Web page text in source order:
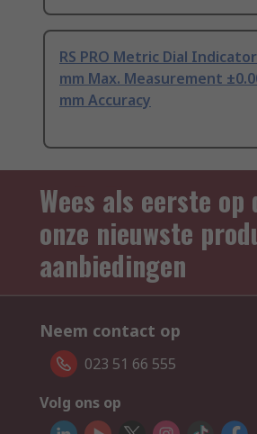
RS PRO Metric Dial
mm Max. Measurement
mm Accuracy
Wees als eerste op
onze nieuwste
aanbiedingen
Neem contact op
023 51 66 555
Volg ons op